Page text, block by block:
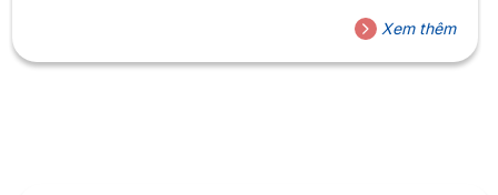
bảo vệ cho thấy sự nghiêm túc trong học thuật, đồng thời
phản ánh rõ tư duy ứng dụng và khả năng giải quyết vấn
đề...
Xem thêm